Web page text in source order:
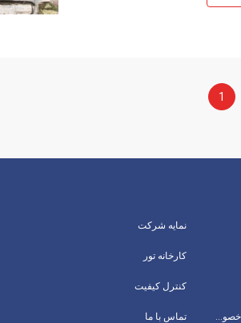
1
نمایه شرکت
کارخانه تور
کنترل کیفیت
تماس با ما سیاست حفظ حریم خصوصی